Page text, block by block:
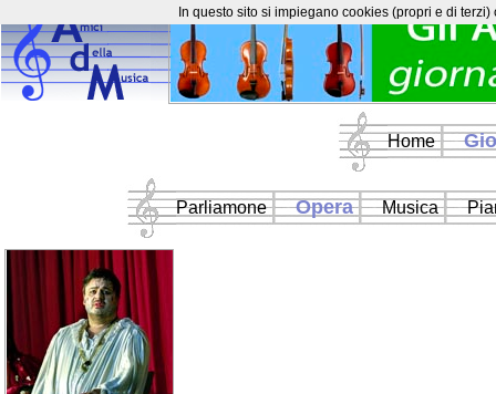
Home
Parliamone Opera Musica
In questo sito si impiegano cookies (propri e di